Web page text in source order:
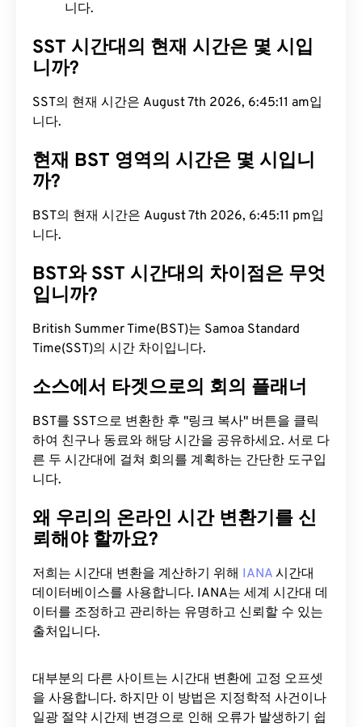
니다.
SST 시간대의 현재 시간은 몇 시입
니까?
SST의 현재 시간은 August 7th 2026, 6:45:12 am입
니다.
현재 BST 영역의 시간은 몇 시입니
까?
BST의 현재 시간은 August 7th 2026, 6:45:12 pm입
니다.
BST와 SST 시간대의 차이점은 무엇
입니까?
British Summer Time(BST)는 Samoa Standard
Time(SST)의 시간 차이입니다.
소스에서 타겟으로의 회의 플래너
BST를 SST으로 변환한 후 "링크 복사" 버튼을 클릭
하여 친구나 동료와 해당 시간을 공유하세요. 서로 다
른 두 시간대에 걸쳐 회의를 계획하는 간단한 도구입
니다.
왜 우리의 온라인 시간 변환기를 신
뢰해야 할까요?
저희는 시간대 변환을 계산하기 위해 IANA 시간대
데이터베이스를 사용합니다. IANA는 세계 시간대 데
이터를 조정하고 관리하는 유명하고 신뢰할 수 있는
출처입니다.
대부분의 다른 사이트는 시간대 변환에 ​​고정 오프셋
을 사용합니다. 하지만 이 방법은 지정학적 사건이나
일광 절약 시간제 변경으로 인해 오류가 발생하기 쉽